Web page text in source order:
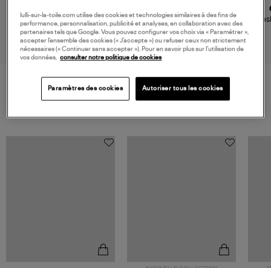
550,00 €
Baskets Running Sole Optic
White/Grey/Red
550,00 €
Baskets Running Sage
Green/Black/Platinum
VOS DERNIERS PRODUITS VUS
lulli-sur-la-toile.com utilise des cookies et technologies similaires à des fins de
performance, personnalisation, publicité et analyses, en collaboration avec des
partenaires tels que Google. Vous pouvez configurer vos choix via « Paramétrer »,
accepter l’ensemble des cookies (« J’accepte ») ou refuser ceux non strictement
nécessaires (« Continuer sans accepter »). Pour en savoir plus sur l’utilisation de
vos données, consulter notre politique de cookies
Paramètres des cookies Autoriser tous les cookies